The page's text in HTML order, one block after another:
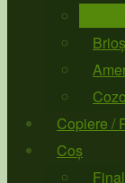
Copiere /
Coș